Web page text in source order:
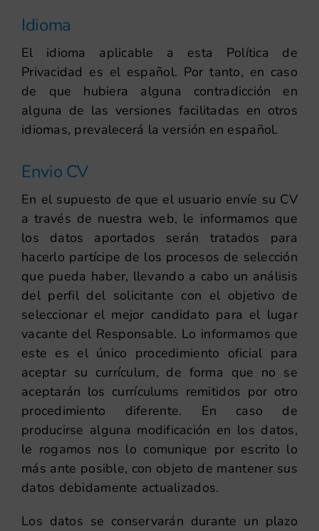
Idioma
El idioma aplicable a esta Política de
Privacidad es el español. Por tanto, en caso
de que hubiera alguna contradicción en
alguna de las versiones facilitadas en otros
idiomas, prevalecerá la versión en español.
Envio CV
En el supuesto de que el usuario envíe su CV
a través de nuestra web, le informamos que
los datos aportados serán tratados para
hacerlo partícipe de los procesos de selección
que pueda haber, llevando a cabo un análisis
del perfil del solicitante con el objetivo de
seleccionar el mejor candidato para el lugar
vacante del Responsable. Lo informamos que
este es el único procedimiento oficial para
aceptar su currículum, de forma que no se
aceptarán los currículums remitidos por otro
procedimiento diferente. En caso de
producirse alguna modificación en los datos,
le rogamos nos lo comunique por escrito lo
más ante posible, con objeto de mantener sus
datos debidamente actualizados.
Los datos se conservarán durante un plazo